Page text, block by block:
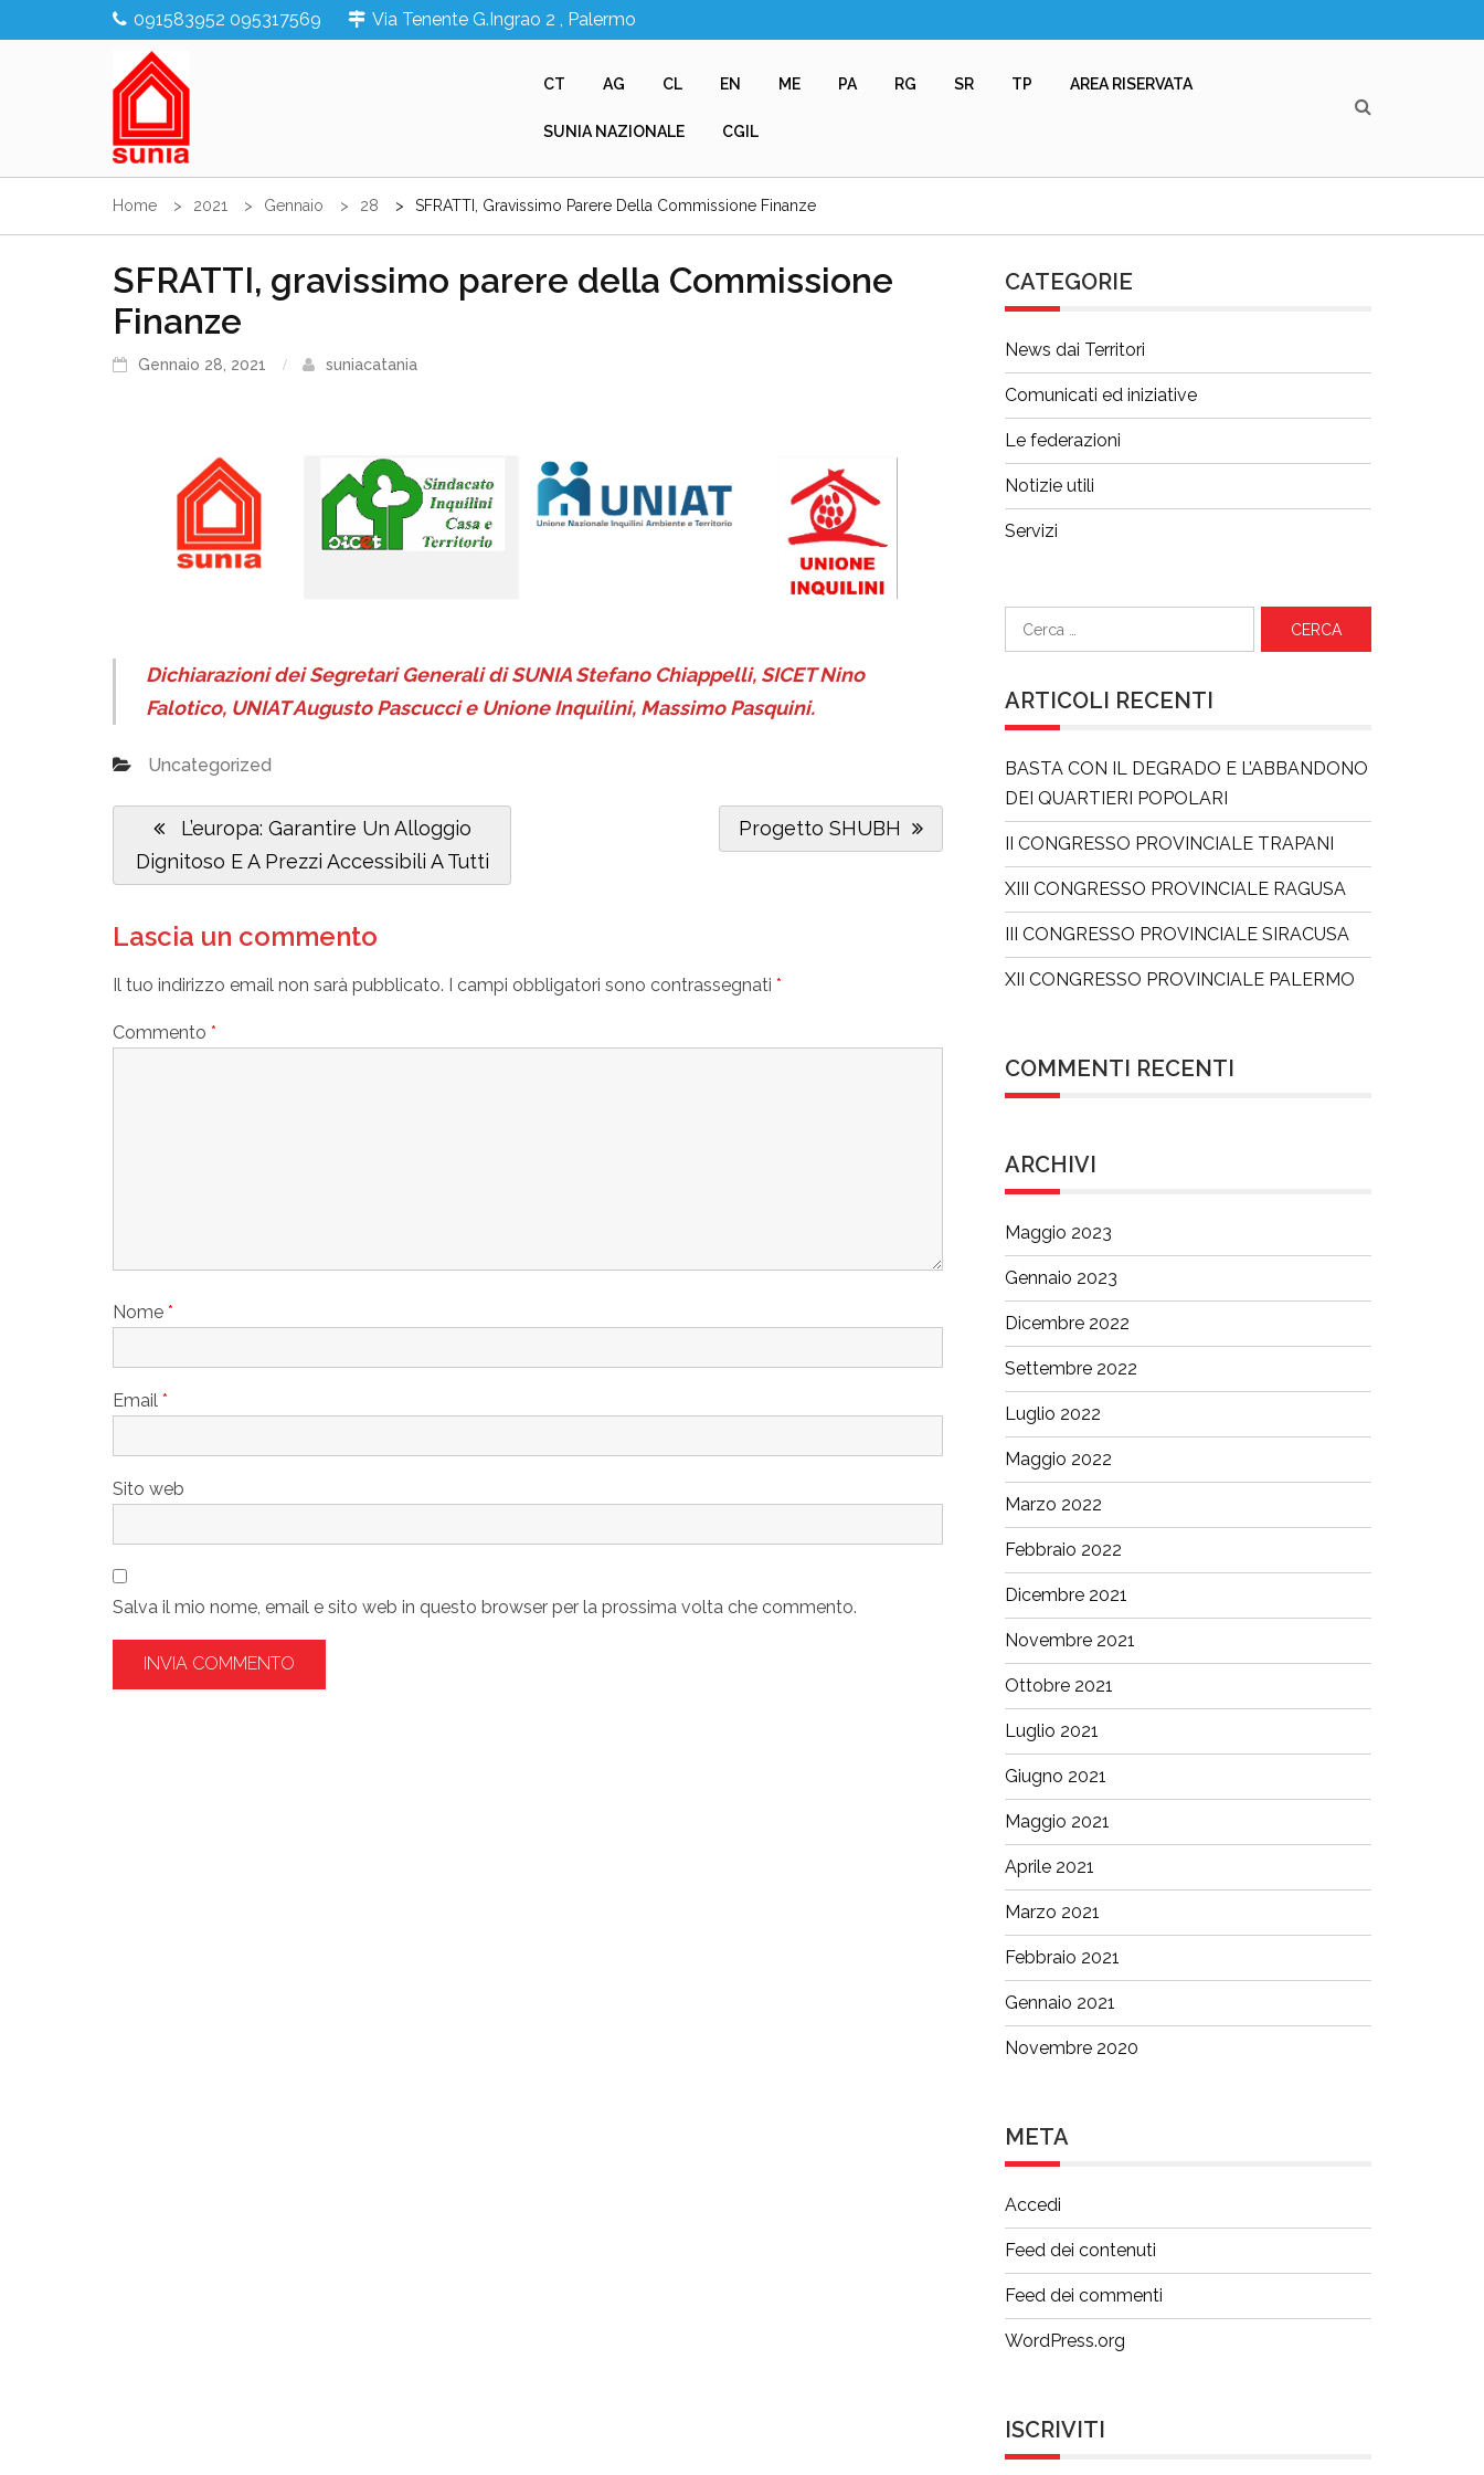
to
091583952 095317569 Via Tenente G.Ingrao 2 , Palermo
Sunia Sicilia
CT AG CL EN ME PA RG SR TP AREA RISERVATA
SUNIA NAZIONALE CGIL
Home 2021 Gennaio 28 SFRATTI, Gravissimo Parere Della Commissione Finanze
SFRATTI, gravissimo parere della Commissione
Finanze
Gennaio 28, 2021 suniacatania
Dichiarazioni dei Segretari Generali di SUNIA Stefano Chiappelli, SICET Nino
Falotico, UNIAT Augusto Pascucci e Unione Inquilini, Massimo Pasquini.
Uncategorized
Navigazione
articoliPrevious
Post:
L’europa: Garantire Un Alloggio
Dignitoso E A Prezzi Accessibili A Tutti
Next
Progetto SHUBH
Lascia un commento
Il tuo indirizzo email non sarà pubblicato. I campi obbligatori sono contrassegnati *
Commento *
Nome *
Email *
Sito web
Salva il mio nome, email e sito web in questo browser per la prossima volta che commento.
CATEGORIE
News dai Territori
Comunicati ed iniziative
Le federazioni
Notizie utili
Servizi
Ricerca
per:
ARTICOLI RECENTI
BASTA CON IL DEGRADO E L’ABBANDONO
DEI QUARTIERI POPOLARI
II CONGRESSO PROVINCIALE TRAPANI
XIII CONGRESSO PROVINCIALE RAGUSA
III CONGRESSO PROVINCIALE SIRACUSA
XII CONGRESSO PROVINCIALE PALERMO
COMMENTI RECENTI
ARCHIVI
Maggio 2023
Gennaio 2023
Dicembre 2022
Settembre 2022
Luglio 2022
Maggio 2022
Marzo 2022
Febbraio 2022
Dicembre 2021
Novembre 2021
Ottobre 2021
Luglio 2021
Giugno 2021
Maggio 2021
Aprile 2021
Marzo 2021
Febbraio 2021
Gennaio 2021
Novembre 2020
META
Accedi
Feed dei contenuti
Feed dei commenti
WordPress.org
ISCRIVITI